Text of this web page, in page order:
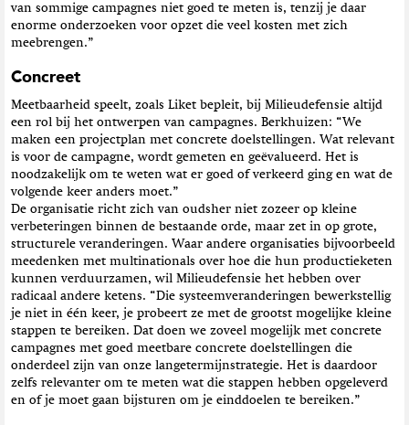
van sommige campagnes niet goed te meten is, tenzij je daar
enorme onderzoeken voor opzet die veel kosten met zich
meebrengen.”
Concreet
Meetbaarheid speelt, zoals Liket bepleit, bij Milieudefensie altijd
een rol bij het ontwerpen van campagnes. Berkhuizen: “We
maken een projectplan met concrete doelstellingen. Wat relevant
is voor de campagne, wordt gemeten en geëvalueerd. Het is
noodzakelijk om te weten wat er goed of verkeerd ging en wat de
volgende keer anders moet.”
De organisatie richt zich van oudsher niet zozeer op kleine
verbeteringen binnen de bestaande orde, maar zet in op grote,
structurele veranderingen. Waar andere organisaties bijvoorbeeld
meedenken met multinationals over hoe die hun productieketen
kunnen verduurzamen, wil Milieudefensie het hebben over
radicaal andere ketens. “Die systeemveranderingen bewerkstellig
je niet in één keer, je probeert ze met de grootst mogelijke kleine
stappen te bereiken. Dat doen we zoveel mogelijk met concrete
campagnes met goed meetbare concrete doelstellingen die
onderdeel zijn van onze langetermijnstrategie. Het is daardoor
zelfs relevanter om te meten wat die stappen hebben opgeleverd
en of je moet gaan bijsturen om je einddoelen te bereiken.”